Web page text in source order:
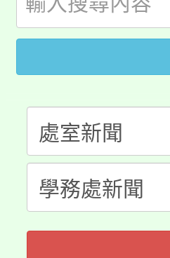
代理(課)
轉知中國
《TA101
心理、諮
系所師生
轉知苗栗
門員」簡
踴躍報名
要點
「桃園市
展演活動
115年度
義教育推